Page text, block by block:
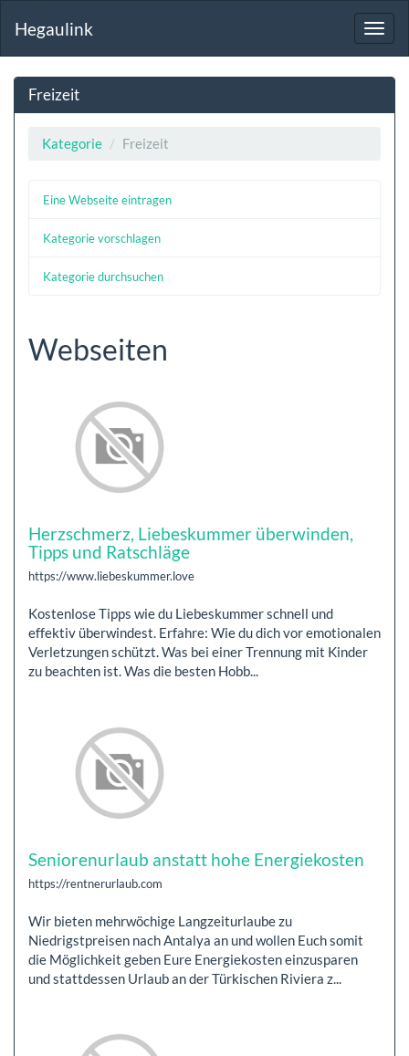
Hegaulink
Freizeit
Kategorie Freizeit
Eine Webseite eintragen
Kategorie vorschlagen
Kategorie durchsuchen
Webseiten
Herzschmerz, Liebeskummer überwinden,
Tipps und Ratschläge
https://www.liebeskummer.love
Kostenlose Tipps wie du Liebeskummer schnell und
effektiv überwindest. Erfahre: Wie du dich vor emotionalen
Verletzungen schützt. Was bei einer Trennung mit Kinder
zu beachten ist. Was die besten Hobb...
Seniorenurlaub anstatt hohe Energiekosten
https://rentnerurlaub.com
Wir bieten mehrwöchige Langzeiturlaube zu
Niedrigstpreisen nach Antalya an und wollen Euch somit
die Möglichkeit geben Eure Energiekosten einzusparen
und stattdessen Urlaub an der Türkischen Riviera z...